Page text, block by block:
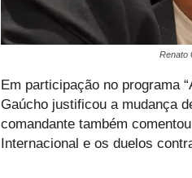
Renato
Em participação no programa
Gaúcho justificou a mudança
comandante também
Internacional e os duelos